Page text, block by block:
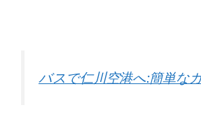
バスで仁川空港へ:簡単な